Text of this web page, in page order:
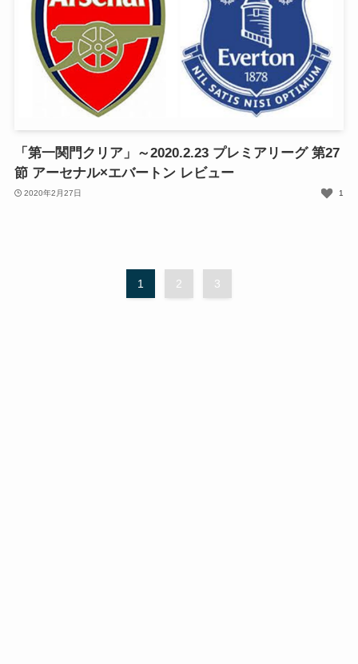
「第一関門クリア」～2020.2.23 プレミアリーグ 第27
節 アーセナル×エバートン レビュー
2020年2月27日 1
1 2 3